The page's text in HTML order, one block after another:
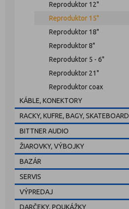
Reproduktor 12"
Reproduktor 15"
Reproduktor 18"
Reproduktor 8"
Reproduktor 5 - 6"
Reproduktor 21"
Reproduktor coax
KÁBLE, KONEKTORY
RACKY, KUFRE, BAGY, SKATEBOARD
BITTNER AUDIO
ŽIAROVKY, VÝBOJKY
BAZÁR
SERVIS
VÝPREDAJ
DARČEKY, POUKÁŽKY